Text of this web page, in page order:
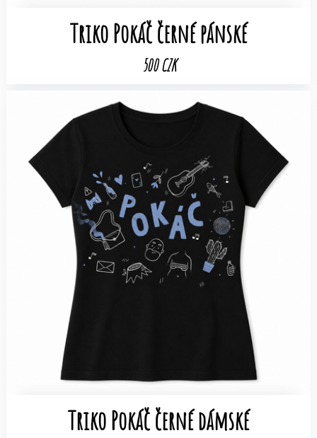
Triko Pokáč černé pánské
500 CZK
Triko Pokáč černé dámské